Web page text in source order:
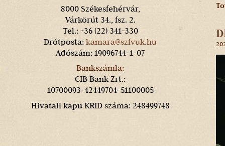
8000 Székesfehérvár,
Várkörút 34., fsz. 2.
Tel.: +36 (22) 341-330
Drótposta:kamara@szfvuk.hu
Adószám: 19096744-1-07
Bankszámla:
CIB Bank Zrt.:
10700093-42449704-51100005
Hivatali kapu KRID száma: 248499748